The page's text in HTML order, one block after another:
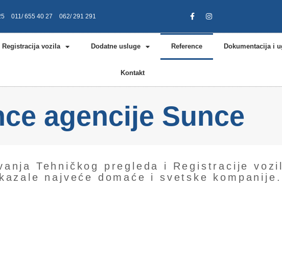
011/ 655 40 27 062/ 291 291
Registracija vozila Dodatne usluge Reference Dokumentacija i
Kontakt
agencije Sunce
Tehničkog pregleda i Registracije
najveće domaće i svetske